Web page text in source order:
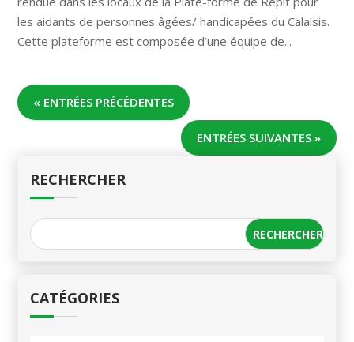
les aidants de personnes âgées/ handicapées du Calaisis.
Cette plateforme est composée d’une équipe de...
« ENTRÉES PRÉCÉDENTES
ENTRÉES SUIVANTES »
RECHERCHER
CATÉGORIES